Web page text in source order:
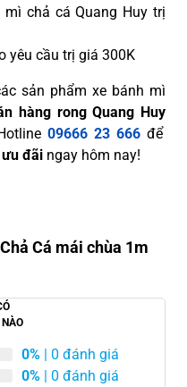
chả cá Quang Huy trị
yêu cầu trị giá 300K
sản phẩm xe bánh mì
hàng rong Quang Huy
09666 23 666 để
đãi ngay hôm nay!
Cá mái chùa 1m
0% | 0 đánh giá
0% | 0 đánh giá